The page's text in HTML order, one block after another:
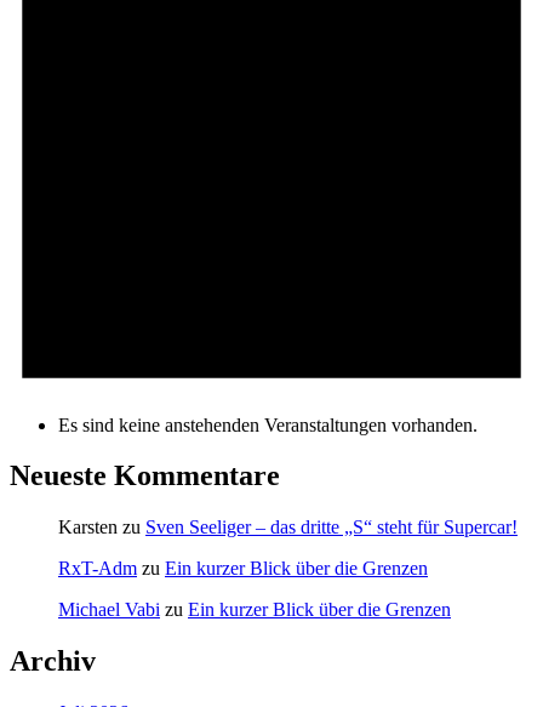
Es sind keine anstehenden Veranstaltungen vorhanden.
Neueste Kommentare
Karsten zu Sven Seeliger – das dritte „S“ steht für Supercar!
RxT-Adm zu Ein kurzer Blick über die Grenzen
Michael Vabi zu Ein kurzer Blick über die Grenzen
Archiv